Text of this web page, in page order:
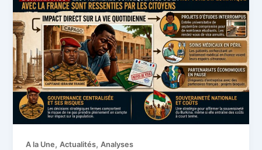
A la Une,Actualités,Analyses